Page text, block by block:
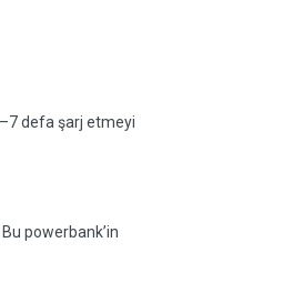
defa şarj etmeyi
powerbank’in